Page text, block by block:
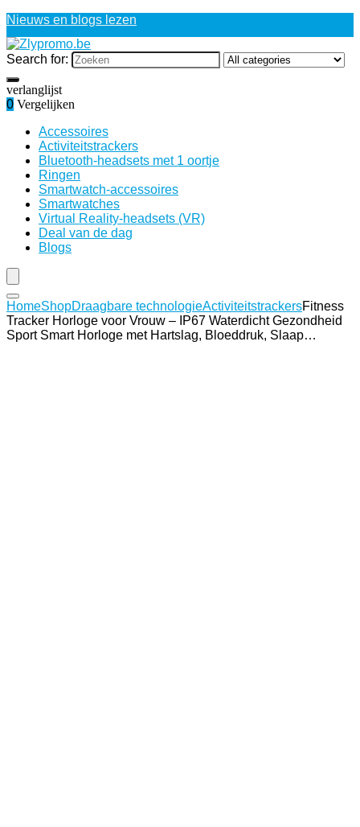
Nieuws en blogs lezen
Search for:
verlanglijst
0 Vergelijken
Accessoires
Activiteitstrackers
Bluetooth-headsets met 1 oortje
Ringen
Smartwatch-accessoires
Smartwatches
Virtual Reality-headsets (VR)
Deal van de dag
Blogs
HomeShopDraagbare technologieActiviteitstrackersFitness
Tracker Horloge voor Vrouw – IP67 Waterdicht Gezondheid
Sport Smart Horloge met Hartslag, Bloeddruk, Slaap…